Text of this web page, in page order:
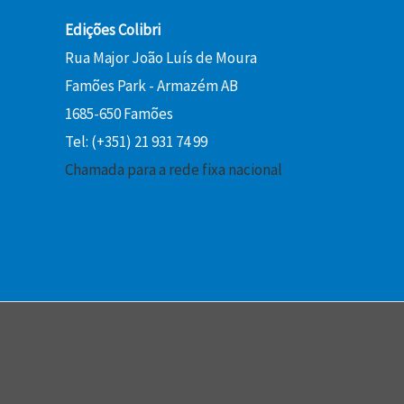
Edições Colibri
Rua Major João Luís de Moura
Famões Park - Armazém AB
1685-650 Famões
Tel: (+351) 21 931 74 99
Chamada para a rede fixa nacional